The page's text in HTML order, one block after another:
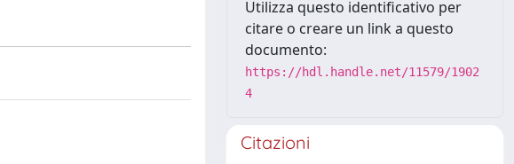
Utilizza questo identificativo per
citare o creare un link a questo
documento:
https://hdl.handle.net/11579/1902
4
Citazioni